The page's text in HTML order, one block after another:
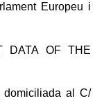
Europeu i
DATA OF THE
domiciliada al C/